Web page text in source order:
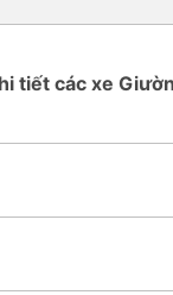
tiết các xe